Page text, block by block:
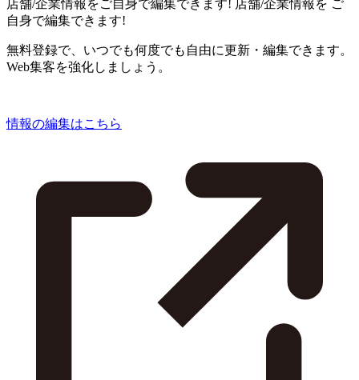
店舗/企業情報をご自身で編集できます! 店舗/企業情報を ご
自身で編集できます!
無料登録で、いつでも何度でも自由に更新・編集できます。
Web集客を強化しましょう。
情報の編集はこちら